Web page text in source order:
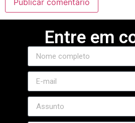
Entre em